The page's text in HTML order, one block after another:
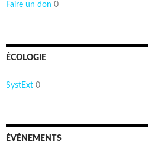
Faire un don 0
ÉCOLOGIE
SystExt 0
ÉVÉNEMENTS